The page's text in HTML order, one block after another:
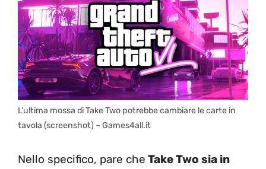
L’ultima mossa di Take Two potrebbe cambiare le carte in
tavola (screenshot) – Games4all.it
Nello specifico, pare che Take Two sia in